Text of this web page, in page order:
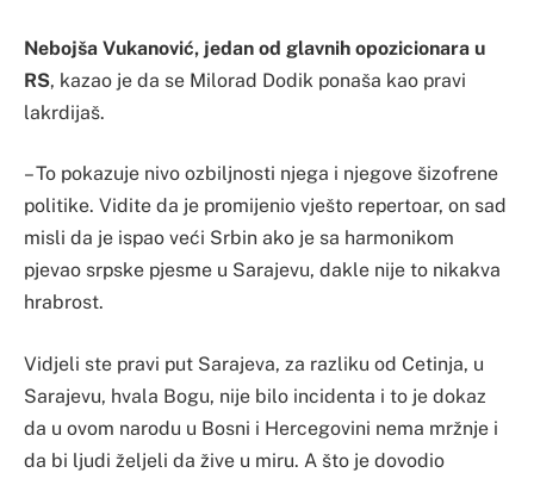
Nebojša Vukanović, jedan od glavnih opozicionara u
RS, kazao je da se Milorad Dodik ponaša kao pravi
lakrdijaš.
– To pokazuje nivo ozbiljnosti njega i njegove šizofrene
politike. Vidite da je promijenio vješto repertoar, on sad
misli da je ispao veći Srbin ako je sa harmonikom
pjevao srpske pjesme u Sarajevu, dakle nije to nikakva
hrabrost.
Vidjeli ste pravi put Sarajeva, za razliku od Cetinja, u
Sarajevu, hvala Bogu, nije bilo incidenta i to je dokaz
da u ovom narodu u Bosni i Hercegovini nema mržnje i
da bi ljudi željeli da žive u miru. A što je dovodio